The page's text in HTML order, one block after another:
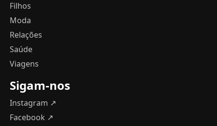
Filhos
Moda
Relações
Saúde
Viagens
Sigam-nos
Instagram ↗
Facebook ↗